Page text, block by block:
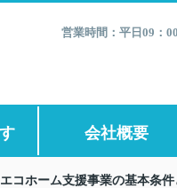
営業時間：平日09：
会社概要
コホーム支援事業の基本条